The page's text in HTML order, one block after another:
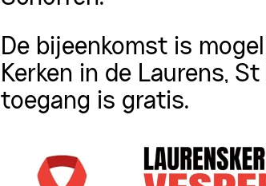
De bijeenkomst is
Kerken in de Laurens,
toegang is gratis.